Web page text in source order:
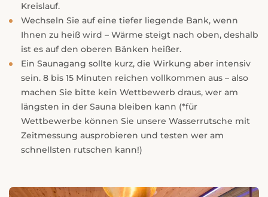
Kreislauf.
Wechseln Sie auf eine tiefer liegende Bank, wenn
Ihnen zu heiß wird – Wärme steigt nach oben, deshalb
ist es auf den oberen Bänken heißer.
Ein Saunagang sollte kurz, die Wirkung aber intensiv
sein. 8 bis 15 Minuten reichen vollkommen aus – also
machen Sie bitte kein Wettbewerb draus, wer am
längsten in der Sauna bleiben kann (*für
Wettbewerbe können Sie unsere Wasserrutsche mit
Zeitmessung ausprobieren und testen wer am
schnellsten rutschen kann!)